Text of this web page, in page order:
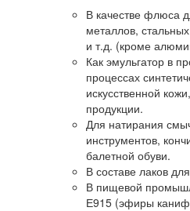
В качестве флюса
металлов,
и т.д. (кроме
Как эмульгатор в
процессах
искусственной
продукции.
Для натирания
инструментов,
балетной обуви.
В составе лаков
В пищевой
Е915 (эфиры